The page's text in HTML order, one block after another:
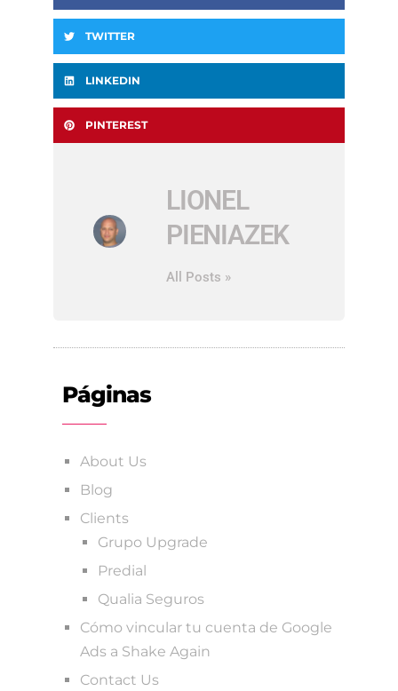
TWITTER
LINKEDIN
PINTEREST
LIONEL
PIENIAZEK
All Posts »
Páginas
About Us
Blog
Clients
Grupo Upgrade
Predial
Qualia Seguros
Cómo vincular tu cuenta de Google
Ads a Shake Again
Contact Us